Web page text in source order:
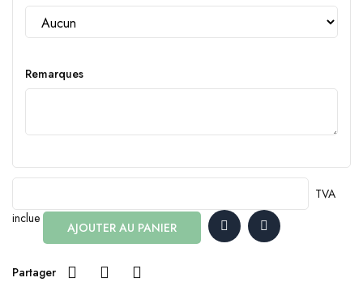
Remarques
TVA
inclue
AJOUTER AU PANIER
Partager